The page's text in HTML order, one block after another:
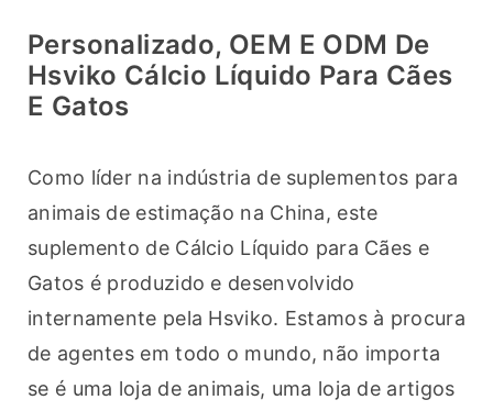
Personalizado, OEM E ODM De
Hsviko Cálcio Líquido Para Cães
E Gatos
Como líder na indústria de suplementos para
animais de estimação na China, este
suplemento de Cálcio Líquido para Cães e
Gatos é produzido e desenvolvido
internamente pela Hsviko. Estamos à procura
de agentes em todo o mundo, não importa
se é uma loja de animais, uma loja de artigos